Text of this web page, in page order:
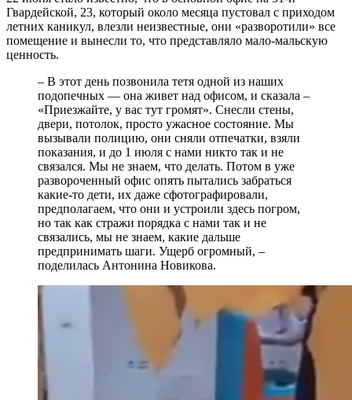
Гвардейской, 23, который около месяца пустовал с приходом
летних каникул, влезли неизвестные, они «разворотили» все
помещение и вынесли то, что представляло мало-мальскую
ценность.
– В этот день позвонила тетя одной из наших
подопечных — она живет над офисом, и сказала –
«Приезжайте, у вас тут громят». Снесли стены,
двери, потолок, просто ужасное состояние. Мы
вызывали полицию, они сняли отпечатки, взяли
показания, и до 1 июля с нами никто так и не
связался. Мы не знаем, что делать. Потом в уже
развороченный офис опять пытались забраться
какие-то дети, их даже сфотографировали,
предполагаем, что они и устроили здесь погром,
но так как стражи порядка с нами так и не
связались, мы не знаем, какие дальше
предпринимать шаги. Ущерб огромный, –
поделилась Антонина Новикова.